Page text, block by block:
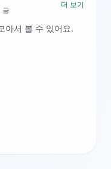
글
더 보기
아서 볼 수 있어요.